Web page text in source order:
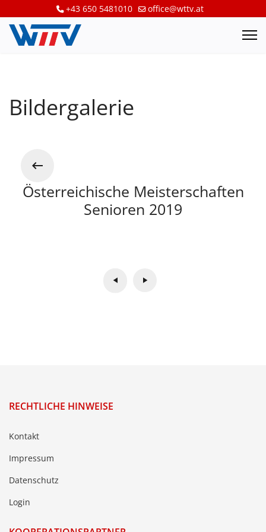
+43 650 5481010 office@wttv.at
Bildergalerie
Österreichische Meisterschaften
Senioren 2019
RECHTLICHE HINWEISE
Kontakt
Impressum
Datenschutz
Login